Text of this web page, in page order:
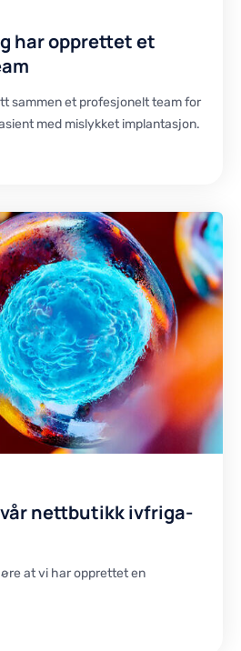
har opprettet et
sammen et profesjonelt team for
med mislykket implantasjon.
nettbutikk ivfriga-
at vi har opprettet en